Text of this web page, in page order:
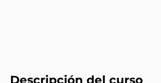
Descripción del curso